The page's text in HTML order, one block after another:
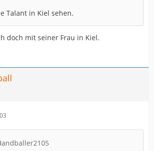
Talant in Kiel sehen.
doch mit seiner Frau in Kiel.